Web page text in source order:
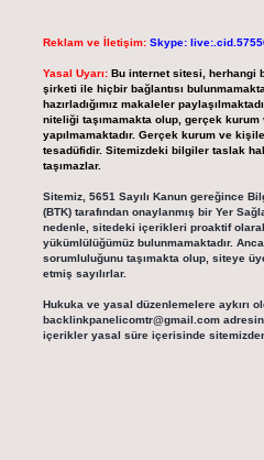
Reklam ve İletişim: Skype:
Yasal Uyarı: Bu internet sitesi, herhangi
şirketi ile hiçbir bağlantısı
hazırladığımız makaleler
niteliği taşımamakta olup, gerçek kurum
yapılmamaktadır. Gerçek kurum ve
tesadüfidir. Sitemizdeki bilgiler taslak
taşımazlar.
Sitemiz, 5651 Sayılı Kanun gereğince
(BTK) tarafından onaylanmış bir Yer
nedenle, sitedeki içerikleri proaktif
yükümlülüğümüz bulunmamaktadır.
sorumluluğunu taşımakta olup, siteye
etmiş sayılırlar.
Hukuka ve yasal düzenlemelere aykırı
backlinkpanelicomtr@gmail.com
içerikler yasal süre içerisinde sitemizden